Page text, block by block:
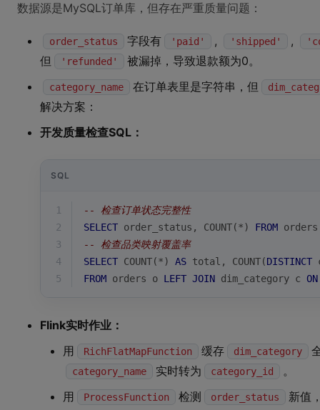
数据源是MySQL订单库，但存在严重质量问题：
order_status 字段有 'paid' , 'shipped' ,
但 'refunded' 被漏掉，导致退款额为0。
category_name 在订单表里是字符串，但
解决方案：
开发质量检查SQL：
SQL
1
-- 检查订单状态完整性
2
SELECT order_status, COUNT(*) FROM
3
-- 检查品类映射覆盖率
4
SELECT COUNT(*) AS total, COUNT(DISTINCT
5
FROM orders o LEFT JOIN dim_category c ON
Flink实时作业：
用
RichFlatMapFunction 缓存 dim_category
category_name 实时转为 category_id
。
用
ProcessFunction 检测 order_status 新值